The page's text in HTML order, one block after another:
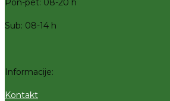
Pon-pet: 08-20 h
Sub: 08-14 h
Informacije:
Kontakt